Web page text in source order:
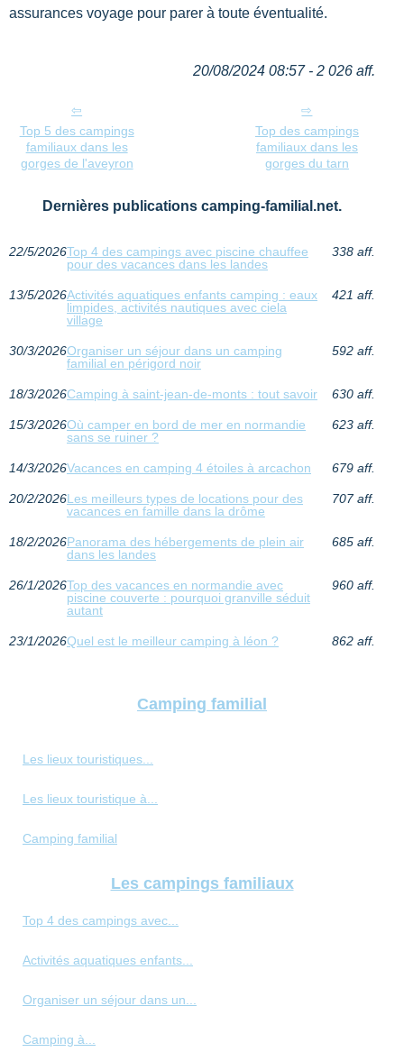
assurances voyage pour parer à toute éventualité.
20/08/2024 08:57 - 2 026 aff.
Top 5 des campings
familiaux dans les
gorges de l'aveyron
Top des campings
familiaux dans les
gorges du tarn
Dernières publications camping-familial.net.
22/5/2026Top 4 des campings avec piscine chauffee
pour des vacances dans les landes
338 aff.
13/5/2026Activités aquatiques enfants camping : eaux
limpides, activités nautiques avec ciela
village
421 aff.
30/3/2026Organiser un séjour dans un camping
familial en périgord noir
592 aff.
18/3/2026Camping à saint-jean-de-monts : tout savoir 630 aff.
15/3/2026Où camper en bord de mer en normandie
sans se ruiner ?
623 aff.
14/3/2026Vacances en camping 4 étoiles à arcachon 679 aff.
20/2/2026Les meilleurs types de locations pour des
vacances en famille dans la drôme
707 aff.
18/2/2026Panorama des hébergements de plein air
dans les landes
685 aff.
26/1/2026Top des vacances en normandie avec
piscine couverte : pourquoi granville séduit
autant
960 aff.
23/1/2026Quel est le meilleur camping à léon ? 862 aff.
Camping familial
Les lieux touristiques...
Les lieux touristique à...
Camping familial
Les campings familiaux
Top 4 des campings avec...
Activités aquatiques enfants...
Organiser un séjour dans un...
Camping à...